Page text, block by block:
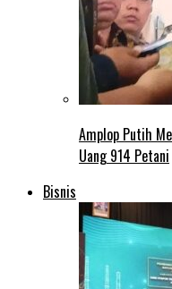
Amplop Putih
Uang 914 Petani
Bisnis